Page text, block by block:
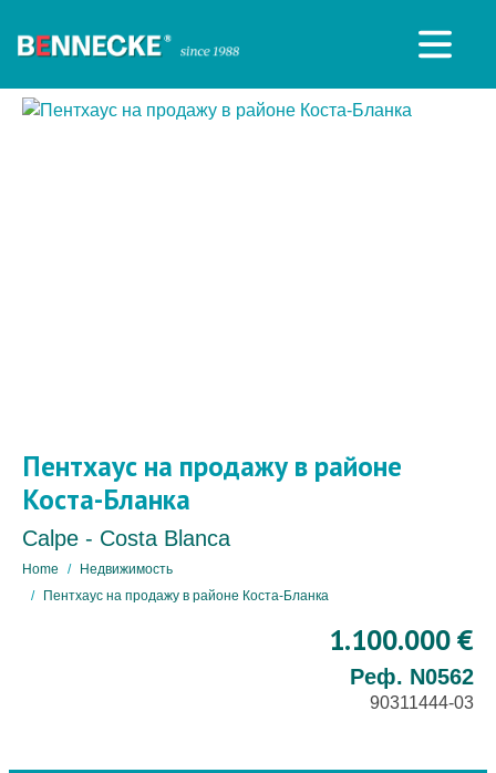
Пентхаус на продажу в районе
Коста-Бланка
Calpe - Costa Blanca
Home
Недвижимость
Пентхаус на продажу в районе Коста-Бланка
1.100.000 €
Реф. N0562
90311444-03